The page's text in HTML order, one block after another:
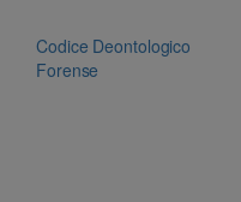
contenuto
Codice Deontologico
Forense